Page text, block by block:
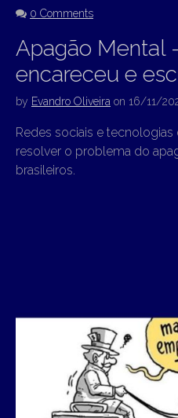
0 Comments
Apagão Mental
encareceu e
by Evandro Oliveira on 16/11/
Redes sociais e
resolver o problema do
brasileiros.